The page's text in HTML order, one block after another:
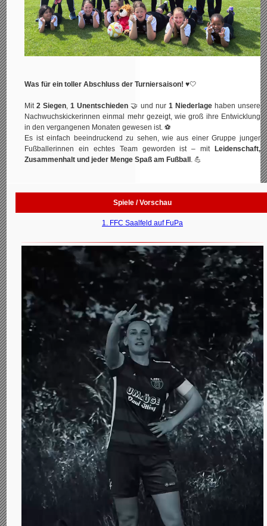
Was für ein toller Abschluss der Turniersaison! ♥️🤍
Mit2 Siegen ,1 Unentschieden 🤝 und nur 1 Niederlagehaben unsere
Nachwuchskickerinnen einmal mehr gezeigt, wie groß ihre Entwicklung
in den vergangenen Monaten gewesen ist. ⚽
Es ist einfach beeindruckend zu sehen, wie aus einer Gruppe junger
Fußballerinnen ein echtes Team geworden ist – mit Leidenschaft,
Zusammenhalt und jeder Menge Spaß am Fußball . 💪
Spiele / Vorschau
1. FFC Saalfeld auf FuPa